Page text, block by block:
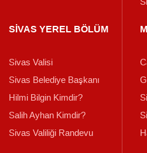
SİVAS YEREL BÖLÜM
Sivas Valisi
Sivas Belediye Başkanı
Hilmi Bilgin Kimdir?
Salih Ayhan Kimdir?
Sivas Valiliği Randevu